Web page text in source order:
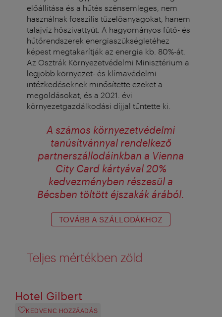
előállítása és a hűtés szénsemleges, nem
használnak fosszilis tüzelőanyagokat, hanem
talajvíz hőszivattyút. A hagyományos fűtő- és
hűtőrendszerek energiaszükségletéhez
képest megtakarítják az energia kb. 80%-át.
Az Osztrák Környezetvédelmi Minisztérium a
legjobb környezet- és klímavédelmi
intézkedéseknek minősítette ezeket a
megoldásokat, és a 2021. évi
környezetgazdálkodási díjjal tűntette ki.
A számos környezetvédelmi
tanúsítvánnyal rendelkező
partnerszállodáinkban a Vienna
City Card kártyával 20%
kedvezményben részesül a
Bécsben töltött éjszakák árából.
TOVÁBB A SZÁLLODÁKHOZ
Teljes mértékben zöld
Hotel Gilbert
KEDVENC HOZZÁADÁS